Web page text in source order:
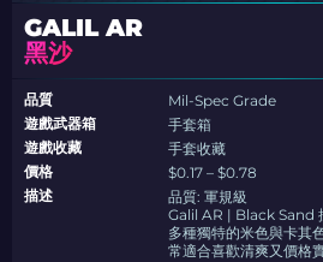
GALIL AR
黑沙
品質
Mil-Spec Grade
遊戲武器箱
手套箱
遊戲收藏
手套收藏
價格
$0.17 – $0.78
描述
品質:軍規級
Galil AR | Black Sand
多種獨特的米色與卡其
常適合喜歡清爽又價格